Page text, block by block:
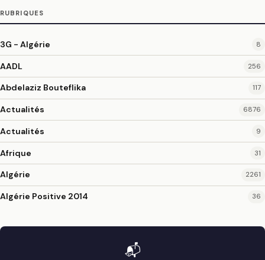
RUBRIQUES
3G - Algérie 8
AADL 256
Abdelaziz Bouteflika 117
Actualités 6876
Actualités 9
Afrique 31
Algérie 2261
Algérie Positive 2014 36
📬